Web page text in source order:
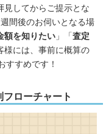
してからご提示とな
間後のお伺いとなる場
額を知りたい 」「査定
様には、事前に概算の
すすめです！
ローチャート